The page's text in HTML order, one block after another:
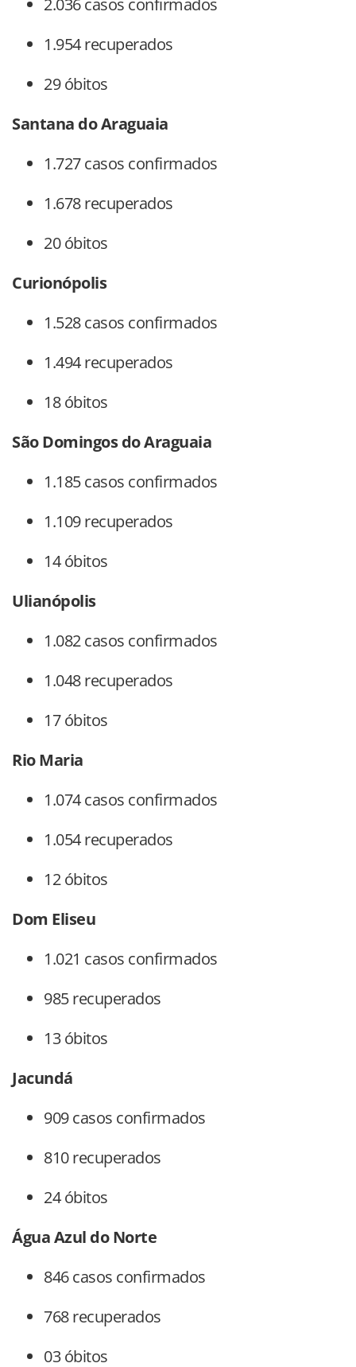
2.036 casos confirmados
1.954 recuperados
29 óbitos
Santana do Araguaia
1.727 casos confirmados
1.678 recuperados
20 óbitos
Curionópolis
1.528 casos confirmados
1.494 recuperados
18 óbitos
São Domingos do Araguaia
1.185 casos confirmados
1.109 recuperados
14 óbitos
Ulianópolis
1.082 casos confirmados
1.048 recuperados
17 óbitos
Rio Maria
1.074 casos confirmados
1.054 recuperados
12 óbitos
Dom Eliseu
1.021 casos confirmados
985 recuperados
13 óbitos
Jacundá
909 casos confirmados
810 recuperados
24 óbitos
Água Azul do Norte
846 casos confirmados
768 recuperados
03 óbitos